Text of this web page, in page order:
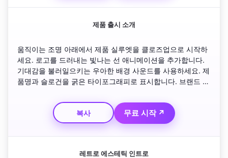
제품 출시 소개
움직이는 조명 아래에서 제품 실루엣을 클로즈업으로 시작하
세요. 로고를 드러내는 빛나는 선 애니메이션을 추가합니다.
기대감을 불러일으키는 우아한 배경 사운드를 사용하세요. 제
품명과 슬로건을 굵은 타이포그래피로 표시합니다. 브랜드 컬
복사
무료 시작 ↗
레트로 에스테틱 인트로